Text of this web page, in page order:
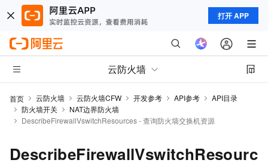
打开 APP
云防火墙
首页 云防火墙 云防火墙CFW 开发参考 API参考
API目录
防火墙开关
NAT边界防火墙
DescribeFirewallVswitchResources - 查询防火墙交换机资源
DescribeFirewallVswitchResourc